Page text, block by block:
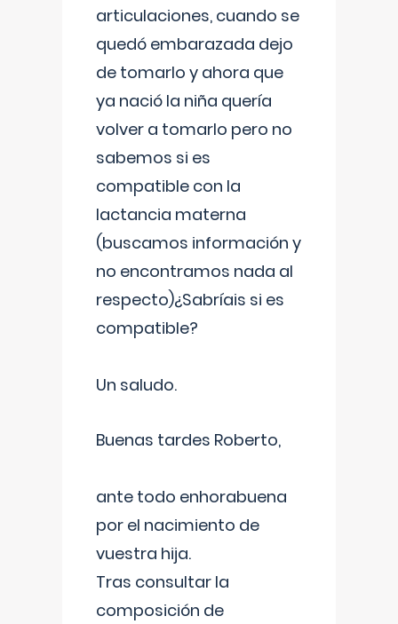
articulaciones, cuando se
quedó embarazada dejo
de tomarlo y ahora que
ya nació la niña quería
volver a tomarlo pero no
sabemos si es
compatible con la
lactancia materna
(buscamos información y
no encontramos nada al
respecto)¿Sabríais si es
compatible?
Un saludo.
Buenas tardes Roberto,
ante todo enhorabuena
por el nacimiento de
vuestra hija.
Tras consultar la
composición de